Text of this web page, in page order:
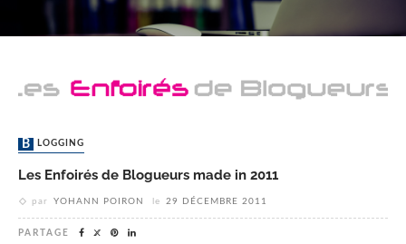
BLOGGING
Les Enfoirés de Blogueurs made in 2011
par YOHANN POIRON le 29 DÉCEMBRE 2011
PARTAGE